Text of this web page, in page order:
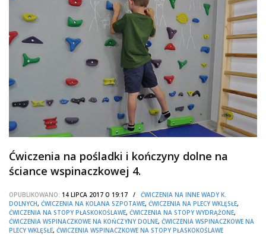
Ćwiczenia na pośladki i kończyny dolne na
ściance wspinaczkowej 4.
OPUBLIKOWANO: 14 LIPCA 2017 O 19:17 / ĆWICZENIA NA INNE WADY K.
DOLNYCH, ĆWICZENIA NA KOLANA SZPOTAWE, ĆWICZENIA NA PLECY WKLĘSŁE,
ĆWICZENIA NA STOPY PŁASKOKOŚLAWE, ĆWICZENIA NA STOPY WYDRĄŻONE,
ĆWICZENIA WSPINACZKOWE NA KOŃCZYNY DOLNE, ĆWICZENIA WSPINACZKOWE NA
PLECY WKLĘSŁE, ĆWICZENIA WSPINACZKOWE NA STOPY PŁASKOKOŚLAWE